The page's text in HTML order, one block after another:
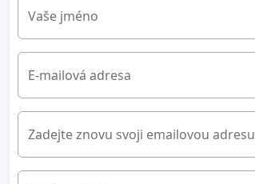
Vaše jméno
E-mailová adresa
Zadejte znovu svoji emailovou adresu